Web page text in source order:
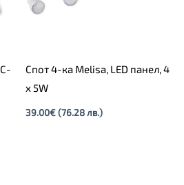
Спот 4-ка Melisa, LED панел, 4
х 5W
39.00€(76.28 лв.)